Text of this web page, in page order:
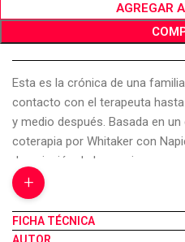
AGREGAR
Esta es la crónica de una
contacto con el terapeuta
y medio después. Basada en
coterapia por Whitaker con
descripción de las sesiones,
en que los autores exponen su
familiar. El método de Carl
experiencial, pues parte de la
+
FICHA TÉCNICA